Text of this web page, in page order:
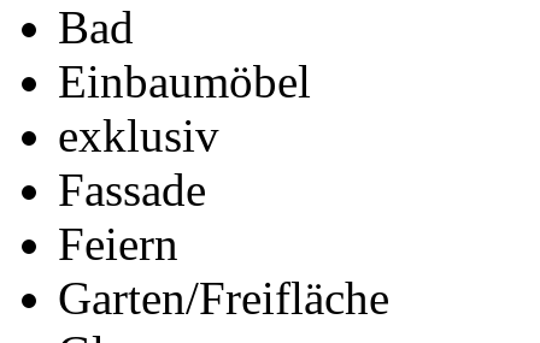
Bad
Einbaumöbel
exklusiv
Fassade
Feiern
Garten/Freifläche